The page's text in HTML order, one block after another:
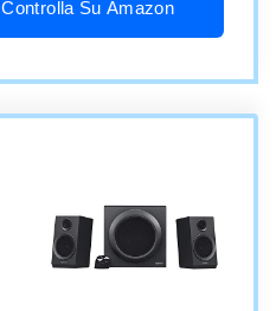
Controlla Su Amazon